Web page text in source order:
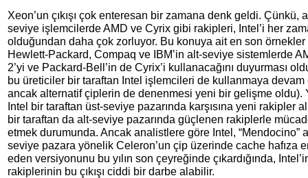
Xeon’un çıkışı çok enteresan bir zamana denk geldi. Çünkü,
seviye işlemcilerde AMD ve Cyrix gibi rakipleri, Intel’i her
olduğundan daha çok zorluyor. Bu konuya ait en son örnekler
Hewlett-Packard, Compaq ve IBM’in alt-seviye sistemlerde
2’yi ve Packard-Bell’in de Cyrix’i kullanacağını duyurması
bu üreticiler bir taraftan Intel işlemcileri de kullanmaya devam
ancak alternatif çiplerin de denenmesi yeni bir gelişme oldu).
Intel bir taraftan üst-seviye pazarında karşısına yeni rakipler
bir taraftan da alt-seviye pazarında güçlenen rakiplerle
etmek durumunda. Ancak analistlere göre Intel, “Mendocino”
seviye pazara yönelik Celeron’un çip üzerinde cache hafıza
eden versiyonunu bu yılın son çeyreğinde çıkardığında,
rakiplerinin bu çıkışı ciddi bir darbe alabilir.